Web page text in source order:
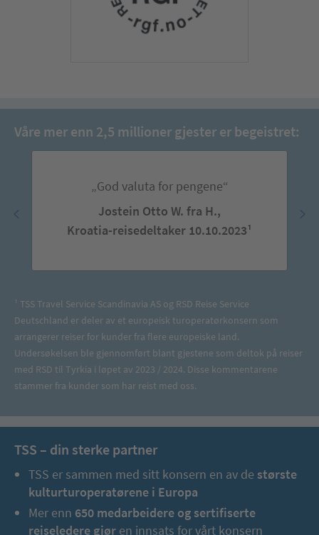
Våre mer enn 2,5 millioner gjester er begeistret:
„God valuta for pengene“
Jostein Otto W. fra H.,
Kroatia-reisedeltaker 10.10.2023¹
¹ TSS Travel Service Scandinavia AS og RSD Reise Service
Deutschland er deler av et europeisk turoperatørkonsern som
arrangerer reiser for kunder fra flere europeiske land.
Undersøkelsen ble gjennomført blant gjestene som deltok på reiser
med RSD til Tyrkia i løpet av 2023 / 2024. Disse kommentarene
stammer fra kunder som har reist med oss.
TSS – din sterke partner
TSS er sammen med sitt konsern en av de største
kulturturoperatørene i Europa
Mer enn 650 medarbeidere og sertifiserte
reiseledere gjør en innsats for vårt konsern